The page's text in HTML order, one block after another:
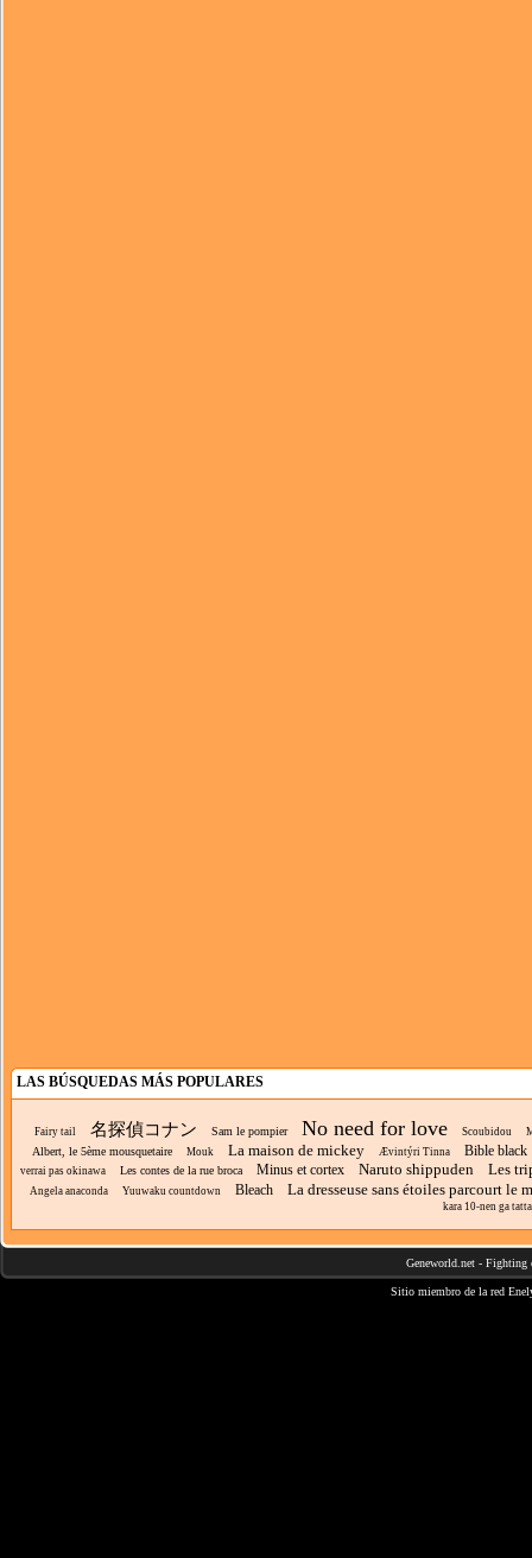
LAS BÚSQUEDAS MÁS POPULARES
Fairy tail 名探偵コナン Sam le pompier No need for love Scoubidou
Albert, le 5ème mousquetaire Mouk La maison de mickey Ævintýri Tinna Bible black
verrai pas okinawa Les contes de la rue broca Minus et cortex Naruto shippuden Les
Angela anaconda Yuuwaku countdown Bleach La dresseuse sans étoiles parcourt le
kara 10-nen ga
Geneworld.net - Fighting
Sitio miembro de la red